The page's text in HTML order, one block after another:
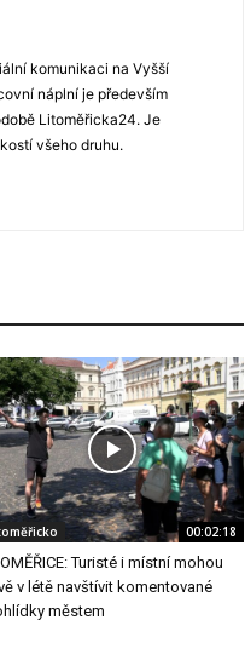
komunikaci na Vyšší
náplní je především
Litoměřicka24. Je
všeho druhu.
00:02:18
Turisté i místní mohou
v létě navštívit komentované
městem